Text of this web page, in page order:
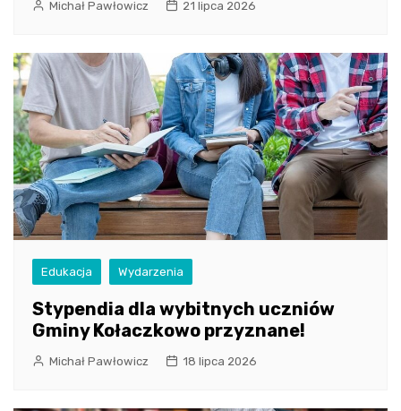
Michał Pawłowicz 21 lipca 2026
Edukacja Wydarzenia
Stypendia dla wybitnych uczniów
Gminy Kołaczkowo przyznane!
Michał Pawłowicz 18 lipca 2026